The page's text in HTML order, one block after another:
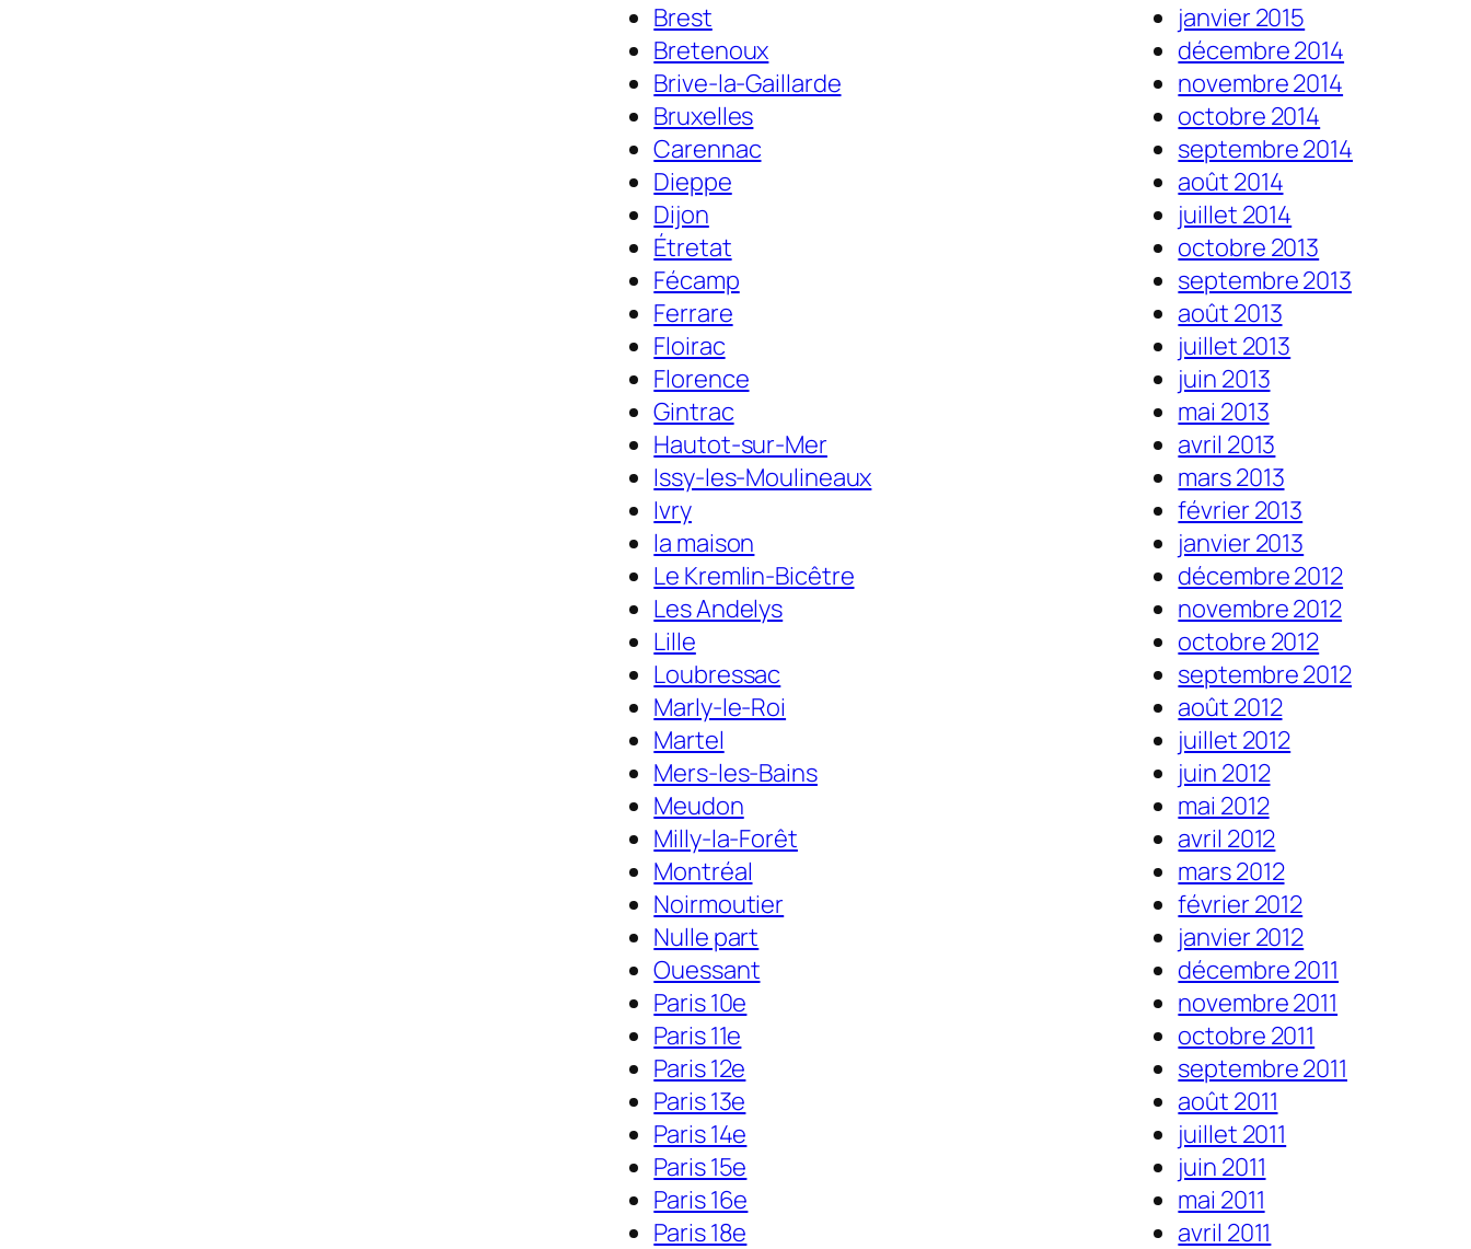
Brest
Bretenoux
Brive-la-Gaillarde
Bruxelles
Carennac
Dieppe
Dijon
Étretat
Fécamp
Ferrare
Floirac
Florence
Gintrac
Hautot-sur-Mer
Issy-les-Moulineaux
Ivry
la maison
Le Kremlin-Bicêtre
Les Andelys
Lille
Loubressac
Marly-le-Roi
Martel
Mers-les-Bains
Meudon
Milly-la-Forêt
Montréal
Noirmoutier
Nulle part
Ouessant
Paris 10e
Paris 11e
Paris 12e
Paris 13e
Paris 14e
Paris 15e
Paris 16e
Paris 18e
janvier 2015
décembre 2014
novembre 2014
octobre 2014
septembre 2014
août 2014
juillet 2014
octobre 2013
septembre 2013
août 2013
juillet 2013
juin 2013
mai 2013
avril 2013
mars 2013
février 2013
janvier 2013
décembre 2012
novembre 2012
octobre 2012
septembre 2012
août 2012
juillet 2012
juin 2012
mai 2012
avril 2012
mars 2012
février 2012
janvier 2012
décembre 2011
novembre 2011
octobre 2011
septembre 2011
août 2011
juillet 2011
juin 2011
mai 2011
avril 2011